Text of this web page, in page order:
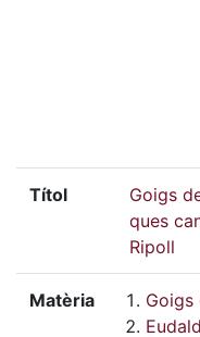
Títol
Goigs
ques
Ripoll
Matèria
Goigs